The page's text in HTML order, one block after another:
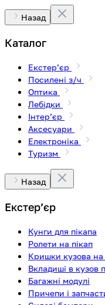
Назад
Каталог
Екстерʼєр
Посилені з/ч
Оптика
Лебідки
Інтерʼєр
Аксесуари
Електроніка
Туризм
Назад
Екстерʼєр
Кунги для пікапа
Ролети на пікап
Кришки кузова на
Вкладиші в кузов
Багажні модулі
Причепи і